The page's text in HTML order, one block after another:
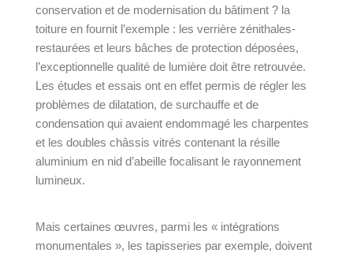
conservation et de modernisation du bâtiment ? la
toiture en fournit l’exemple : les verrière zénithales-
restaurées et leurs bâches de protection déposées,
l’exceptionnelle qualité de lumière doit être retrouvée.
Les études et essais ont en effet permis de régler les
problèmes de dilatation, de surchauffe et de
condensation qui avaient endommagé les charpentes
et les doubles châssis vitrés contenant la résille
aluminium en nid d’abeille focalisant le rayonnement
lumineux.
Mais certaines œuvres, parmi les « intégrations
monumentales », les tapisseries par exemple, doivent